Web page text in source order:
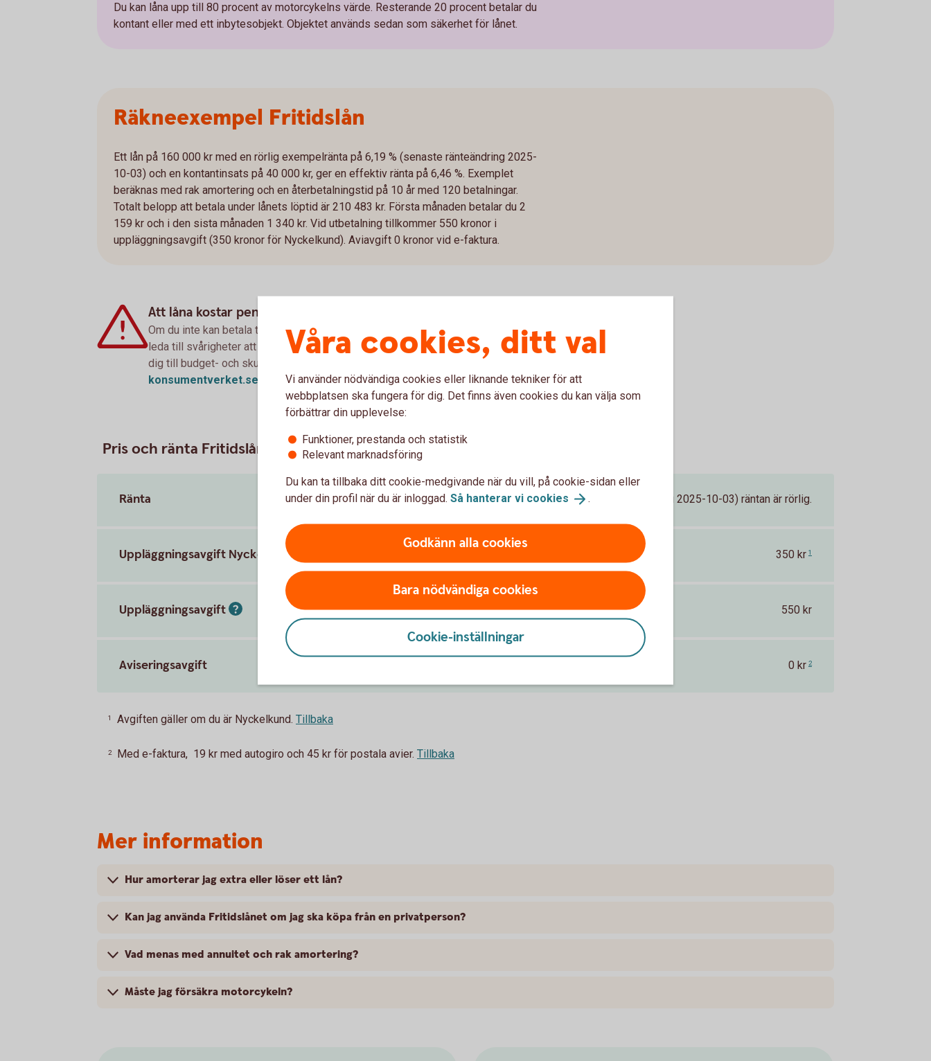
Du kan låna upp till 80 procent av motorcykelns värde. Resterande 20 procent betalar du
kontant eller med ett inbytesobjekt. Objektet används sedan som säkerhet för lånet.
Räkneexempel Fritidslån
Ett lån på 160 000 kr med en rörlig exempelränta på 6,19 % (senaste ränteändring 2025-
10-03) och en kontantinsats på 40 000 kr, ger en effektiv ränta på 6,46 %. Exemplet
beräknas med rak amortering och en återbetalningstid på 10 år med 120 betalningar.
Totalt belopp att betala under lånets löptid är 210 483 kr. Första månaden betalar du 2
159 kr och i den sista månaden 1 340 kr. Vid utbetalning tillkommer 550 kronor i
uppläggningsavgift (350 kronor för Nyckelkund). Aviavgift 0 kronor vid e-faktura.
Att låna kostar pengar!
Om du inte kan betala tillbaka skulden i tid riskerar du en betalningsanmärkning. Det kan
leda till svårigheter att få hyra bostad, teckna abonnemang och få nya lån. För stöd, vänd
dig till budget- och skuldrådgivningen i din kommun. Kontaktuppgifter finns på
konsumentverket.se
Pris och ränta Fritidslån
Ränta 6,19 % (senaste ränteändring 2025-10-03) räntan är rörlig.
Uppläggningsavgift Nyckelkund 350 kr 1
Uppläggningsavgift 550 kr
Aviseringsavgift 0 kr 2
1 Avgiften gäller om du är Nyckelkund. Tillbaka
2 Med e-faktura, 19 kr med autogiro och 45 kr för postala avier. Tillbaka
Mer information
Hur amorterar jag extra eller löser ett lån?
Kan jag använda Fritidslånet om jag ska köpa från en privatperson?
Vad menas med annuitet och rak amortering?
Måste jag försäkra motorcykeln?
Våra cookies, ditt val
Vi använder nödvändiga cookies eller liknande tekniker för att
webbplatsen ska fungera för dig. Det finns även cookies du kan välja som
förbättrar din upplevelse:
Funktioner, prestanda och statistik
Relevant marknadsföring
Du kan ta tillbaka ditt cookie-medgivande när du vill, på cookie-sidan eller
under din profil när du är inloggad. Så hanterar vi cookies .
Godkänn alla cookies
Bara nödvändiga cookies
Cookie-inställningar